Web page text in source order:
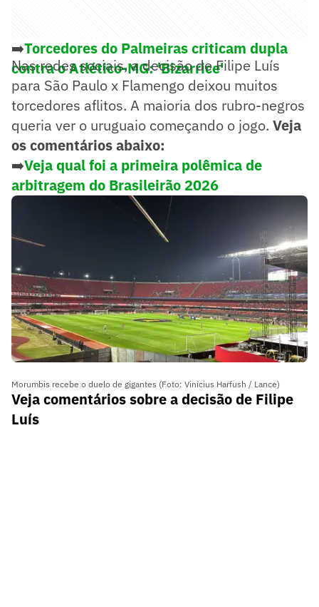
➡️Torcedores do Palmeiras criticam dupla
contra o Atlético-MG: 'Bizarrice'
Nas redes sociais, a decisão de Filipe Luís
para São Paulo x Flamengo deixou muitos
torcedores aflitos. A maioria dos rubro-negros
queria ver o uruguaio começando o jogo. Veja
os comentários abaixo:
➡️Veja qual foi a primeira polêmica de
arbitragem do Brasileirão 2026
Morumbis recebe o duelo de gigantes (Foto: Vinícius Harfush / Lance)
Veja comentários sobre a decisão de Filipe
Luís